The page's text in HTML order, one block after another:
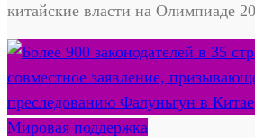
китайские власти на Олимпиаде
Мировая поддержка